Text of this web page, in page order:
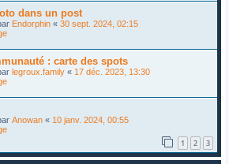
dans un post
Endorphin « 30 sept. 2024, 02:15
: carte des spots
legroux.family « 17 déc. 2023, 13:30
Anowan « 10 janv. 2024, 00:55
1 2 3